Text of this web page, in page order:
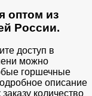
оптом из
России.
доступ в
можно
горшечные
описание
количество